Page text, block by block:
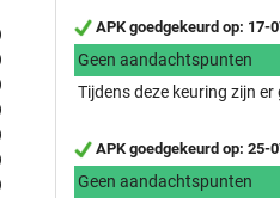
APK goedgekeurd op: 17-
Geen aandachtspunten
Tijdens deze keuring zijn
APK goedgekeurd op: 25-
Geen aandachtspunten